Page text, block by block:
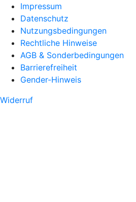
Impressum
Datenschutz
Nutzungsbedingungen
Rechtliche Hinweise
AGB & Sonderbedingungen
Barrierefreiheit
Gender-Hinweis
Widerruf